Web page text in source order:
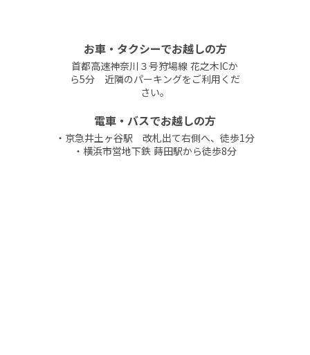
お車・タクシーでお越しの方
首都高速神奈川３号狩場線 花之木ICか
ら5分 近隣のパーキングをご利用くだ
さい。
電車・バスでお越しの方
・京急井土ヶ谷駅 改札出て右側へ、徒歩1分
・横浜市営地下鉄 蒔田駅から徒歩8分